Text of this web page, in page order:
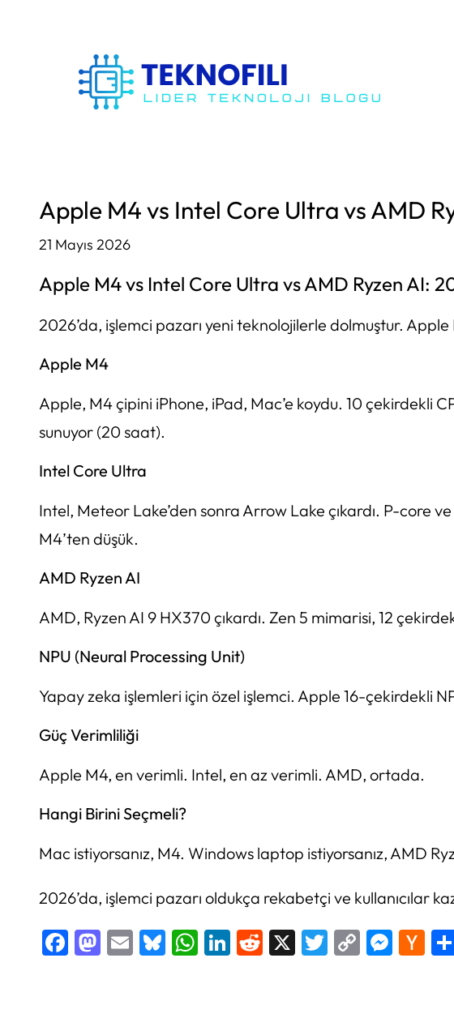
Apple M4 vs Intel Core Ultra vs AMD
21 Mayıs 2026
Apple M4 vs Intel Core Ultra vs AMD Ryzen AI:
2026’da, işlemci pazarı yeni teknolojilerle dolmuştur.
Apple M4
Apple, M4 çipini iPhone, iPad, Mac’e koydu. 10 çekirdekli
sunuyor (20 saat).
Intel Core Ultra
Intel, Meteor Lake’den sonra Arrow Lake çıkardı. P-core
M4’ten düşük.
AMD Ryzen AI
AMD, Ryzen AI 9 HX370 çıkardı. Zen 5 mimarisi, 12
NPU (Neural Processing Unit)
Yapay zeka işlemleri için özel işlemci. Apple 16-çekirdekli
Güç Verimliliği
Apple M4, en verimli. Intel, en az verimli. AMD, ortada.
Hangi Birini Seçmeli?
Mac istiyorsanız, M4. Windows laptop istiyorsanız, AMD
2026’da, işlemci pazarı oldukça rekabetçi ve kullanıcılar
Facebook
Mastodon
EmailBluesky
WhatsApp
LinkedIn
Reddit
X Twitter
Copy